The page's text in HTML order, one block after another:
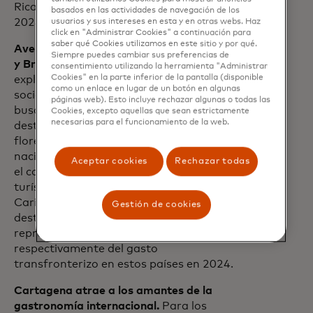
Rica figura entre los 10 primeros para
2024.
Aventureros eligen Argentina, Costa Rica
y Brasil.Una combinación de deseo de
explorar y el impacto de las redes
sociales está llevando a los turistas a
buscar aventuras. Para identificar los
destinos donde el ecoturismo está
floreciendo, MEI analizó los parques
nacionales más importantes según cómo
el comercio local contribuye al gasto
turístico total⁴. En América Latina y el
Caribe, Argentina, Costa Rica y Brasil se
destacan: los parques nacionales
representan el 5,9%, 5,1% y 3,1%
respectivamente del gasto
transfronterizo en estos países en 2024.
Cartagena atrae a los amantes de la
gastronomía internacional. Para los
basados ​​en las actividades de navegación de los
usuarios y sus intereses en esta y en otras webs. Haz
click en "Administrar Cookies" a continuación para
saber qué Cookies utilizamos en este sitio y por qué.
Siempre puedes cambiar sus preferencias de
consentimiento utilizando la herramienta "Administrar
Cookies" en la parte inferior de la pantalla (disponible
como un enlace en lugar de un botón en algunas
páginas web). Esto incluye rechazar algunas o todas las
Cookies, excepto aquellas que sean estrictamente
necesarias para el funcionamiento de la web.
Aceptar cookies Rechazar todas
Gestión de cookies